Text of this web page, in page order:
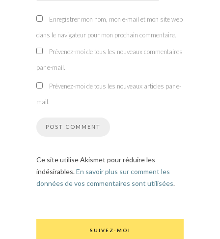
Enregistrer mon nom, mon e-mail et mon site web
dans le navigateur pour mon prochain commentaire.
Prévenez-moi de tous les nouveaux commentaires
par e-mail.
Prévenez-moi de tous les nouveaux articles par e-
mail.
Ce site utilise Akismet pour réduire les
indésirables.En savoir plus sur comment les
données de vos commentaires sont utilisées.
SUIVEZ-MOI